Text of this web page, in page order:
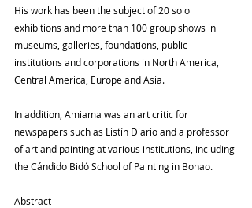
His work has been the subject of 20 solo
exhibitions and more than 100 group shows in
museums, galleries, foundations, public
institutions and corporations in North America,
Central America, Europe and Asia.
In addition, Amiama was an art critic for
newspapers such as Listín Diario and a professor
of art and painting at various institutions, including
the Cándido Bidó School of Painting in Bonao.
Abstract